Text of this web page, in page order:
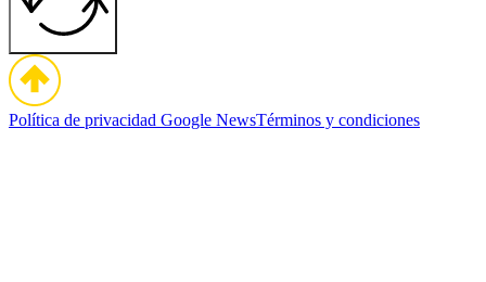
Política de privacidad Google NewsTérminos y condiciones